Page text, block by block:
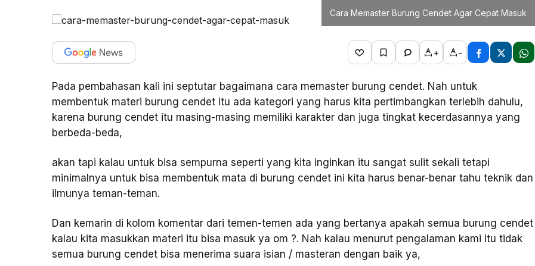
Cara Memaster Burung Cendet Agar Cepat Masuk
+ -
Pada pembahasan kali ini septutar bagaimana cara memaster burung cendet. Nah untuk
membentuk materi burung cendet itu ada kategori yang harus kita pertimbangkan terlebih dahulu,
karena burung cendet itu masing-masing memiliki karakter dan juga tingkat kecerdasannya yang
berbeda-beda,
akan tapi kalau untuk bisa sempurna seperti yang kita inginkan itu sangat sulit sekali tetapi
minimalnya untuk bisa membentuk mata di burung cendet ini kita harus benar-benar tahu teknik dan
ilmunya teman-teman.
Dan kemarin di kolom komentar dari temen-temen ada yang bertanya apakah semua burung cendet
kalau kita masukkan materi itu bisa masuk ya om ?. Nah kalau menurut pengalaman kami itu tidak
semua burung cendet bisa menerima suara isian / masteran dengan baik ya,